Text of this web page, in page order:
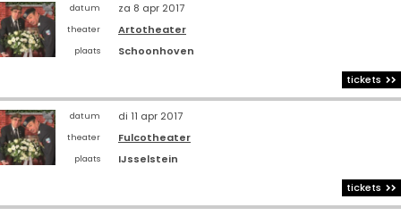
datum za 8 apr 2017
theater Artotheater
plaats
Schoonhoven
tickets
datum di 11 apr 2017
theater Fulcotheater
plaats
IJsselstein
tickets